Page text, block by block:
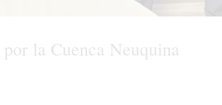
la Cuenca Neuquina